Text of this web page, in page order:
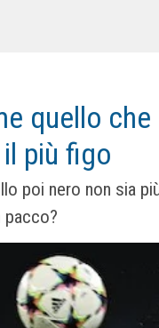
quello
più figo
poi nero non sia
pacco?